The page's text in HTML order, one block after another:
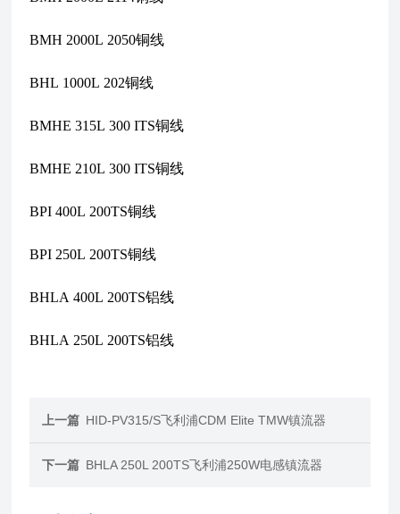
BMH 2000L 2050铜线
BHL 1000L 202铜线
BMHE 315L 300 ITS铜线
BMHE 210L 300 ITS铜线
BPI 400L 200TS铜线
BPI 250L 200TS铜线
BHLA 400L 200TS铝线
BHLA 250L 200TS铝线
上一篇 HID-PV315/S飞利浦CDM Elite TMW镇流器
下一篇 BHLA 250L 200TS飞利浦250W电感镇流器